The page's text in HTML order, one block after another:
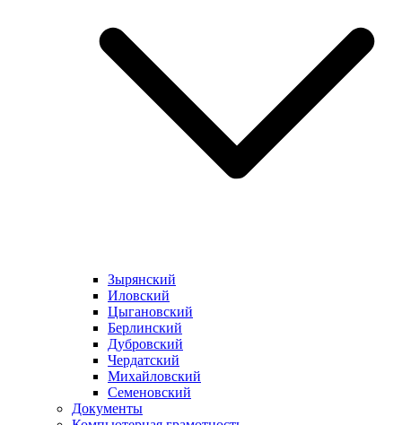
Зырянский
Иловский
Цыгановский
Берлинский
Дубровский
Чердатский
Михайловский
Семеновский
Документы